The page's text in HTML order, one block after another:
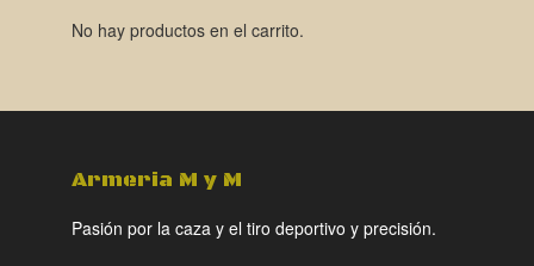
No hay productos en el carrito.
Armeria M y M
Pasión por la caza y el tiro deportivo y precisión.